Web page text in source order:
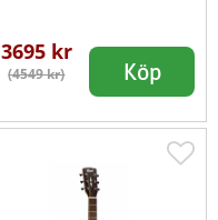
3695 kr
(4549 kr) Köp